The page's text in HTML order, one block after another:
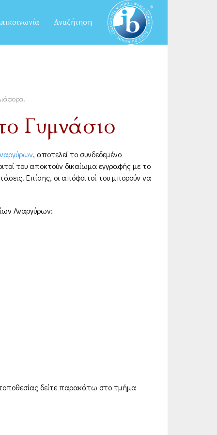
Αναζήτηση
.
Γυμνάσιο
, αποτελεί το συνδεδεμένο
του αποκτούν δικαίωμα εγγραφής με το
Επίσης, οι απόφοιτοί του μπορούν να
Αναργύρων:
δείτε παρακάτω στο τμήμα